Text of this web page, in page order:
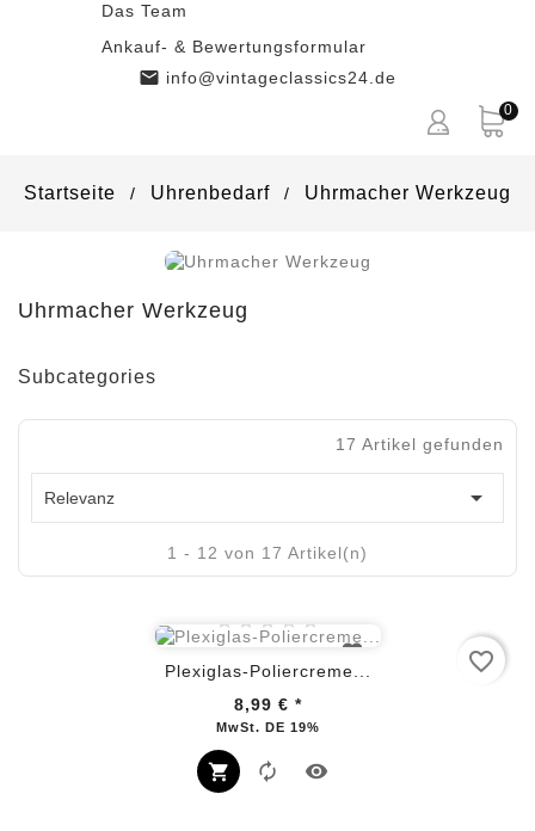
Das Team
Ankauf- & Bewertungsformular
 info@vintageclassics24.de
0
Startseite Uhrenbedarf Uhrmacher Werkzeug
Uhrmacher Werkzeug
Subcategories
17 Artikel gefunden
Relevanz 
1 - 12 von 17 Artikel(n)
Plexiglas-Poliercreme...
8,99 € *
MwSt. DE 19%Preis
favorite_border